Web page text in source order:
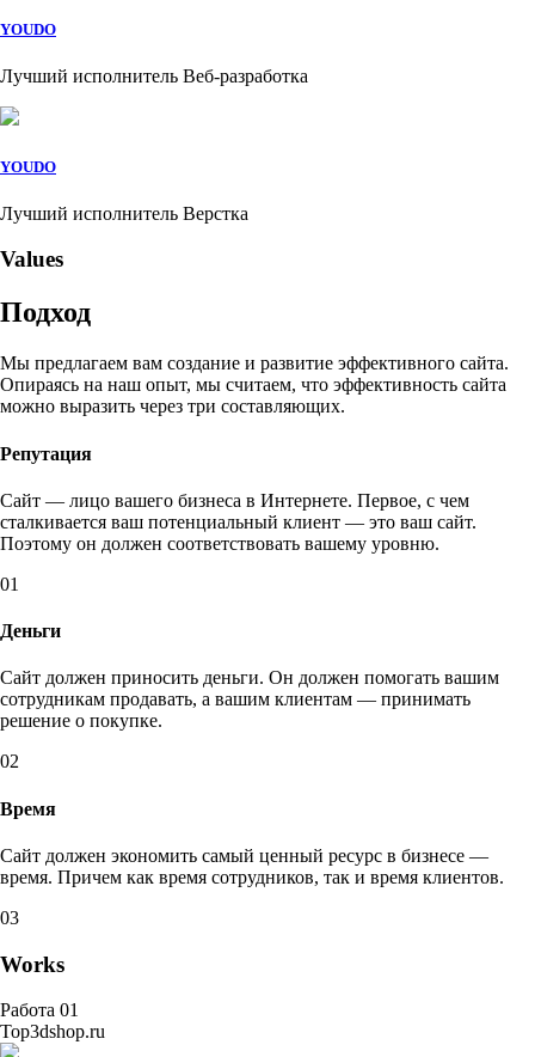
YOUDO
Лучший исполнитель Веб-разработка
YOUDO
Лучший исполнитель Верстка
Values
Подход
Мы предлагаем вам создание и развитие эффективного сайта.
Опираясь на наш опыт, мы считаем, что эффективность сайта
можно выразить через три составляющих.
Репутация
Сайт — лицо вашего бизнеса в Интернете. Первое, с чем
сталкивается ваш потенциальный клиент — это ваш сайт.
Поэтому он должен соответствовать вашему уровню.
01
Деньги
Сайт должен приносить деньги. Он должен помогать вашим
сотрудникам продавать, а вашим клиентам — принимать
решение о покупке.
02
Время
Сайт должен экономить самый ценный ресурс в бизнесе —
время. Причем как время сотрудников, так и время клиентов.
03
Works
Работа 01
Top3dshop.ru